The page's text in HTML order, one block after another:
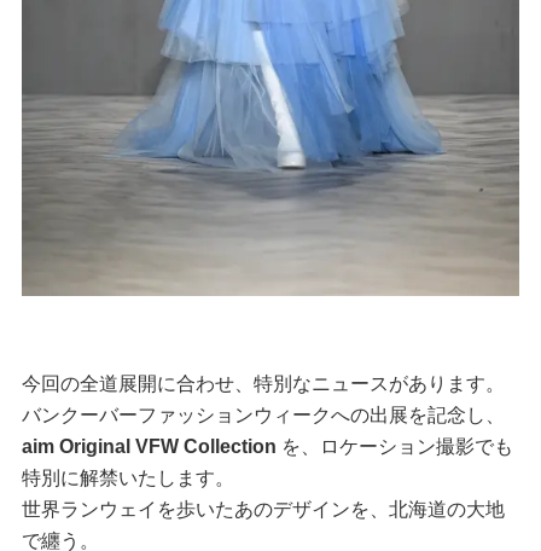
今回の全道展開に合わせ、特別なニュースがあります。
バンクーバーファッションウィークへの出展を記念し、
aim Original VFW Collection を、ロケーション撮影でも
特別に解禁いたします。
世界ランウェイを歩いたあのデザインを、北海道の大地
で纏う。